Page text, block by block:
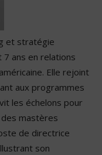
et stratégie
7 ans en relations
Elle rejoint
aux programmes
les échelons pour
mastères
de directrice
son